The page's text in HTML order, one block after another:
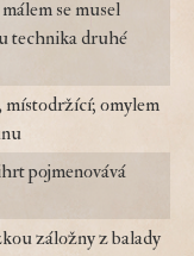
se musel
technika druhé
omylem
pojmenovává
záložny z balady